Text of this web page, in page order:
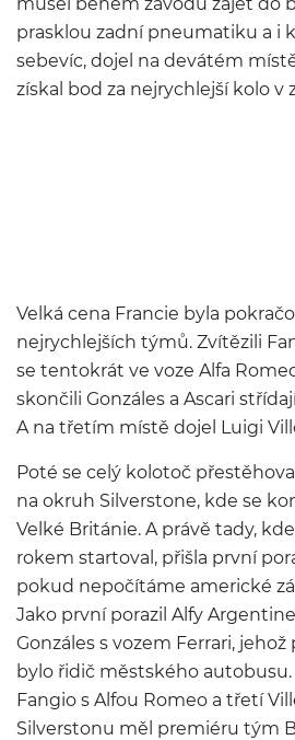
prasklou zadní pneumatiku a i
sebevíc, dojel na devátém
získal bod za nejrychlejší kolo v
Velká cena Francie byla
nejrychlejších týmů. Zvítězili
se tentokrát ve voze Alfa
skončili Gonzáles a Ascari
A na třetím místě dojel Luigi
Poté se celý kolotoč
na okruh Silverstone, kde se
Velké Británie. A právě tady,
rokem startoval, přišla první
pokud nepočítáme americké
Jako první porazil Alfy
Gonzáles s vozem Ferrari,
bylo řidič městského autobusu.
Fangio s Alfou Romeo a třetí
Silverstonu měl premiéru tým